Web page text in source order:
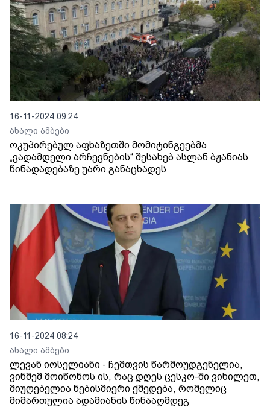
16-11-2024 09:24
ახალი ამბები
ოკუპირებულ აფხაზეთში მომიტინგეებმა
„ვადამდელი არჩევნების“ შესახებ ასლან ბჟანიას
წინადადებაზე უარი განაცხადეს
16-11-2024 08:24
ახალი ამბები
ლევან იოსელიანი - ჩემთვის წარმოუდგენელია,
ვინმემ მოიწონოს ის, რაც დღეს ცესკო-ში ვიხილეთ,
მიუღებელია ნებისმიერი ქმედება, რომელიც
მიმართულია ადამიანის წინააღმდეგ